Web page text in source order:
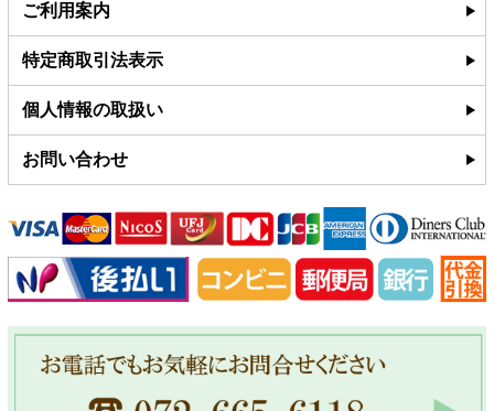
ご利用案内
特定商取引法表示
個人情報の取扱い
お問い合わせ